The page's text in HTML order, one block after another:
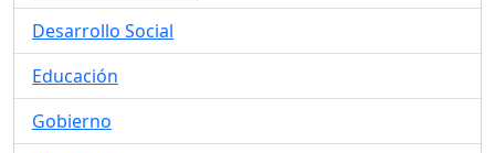
Desarrollo Social
Educación
Gobierno